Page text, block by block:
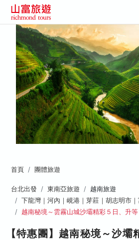
首頁 團體旅遊
台北出發 東南亞旅遊
越南旅遊
下龍灣｜河內｜峴港｜芽莊｜胡志明市
越南秘境～雲霧山城沙壩精彩５日、升
【特惠團】越南秘境～沙